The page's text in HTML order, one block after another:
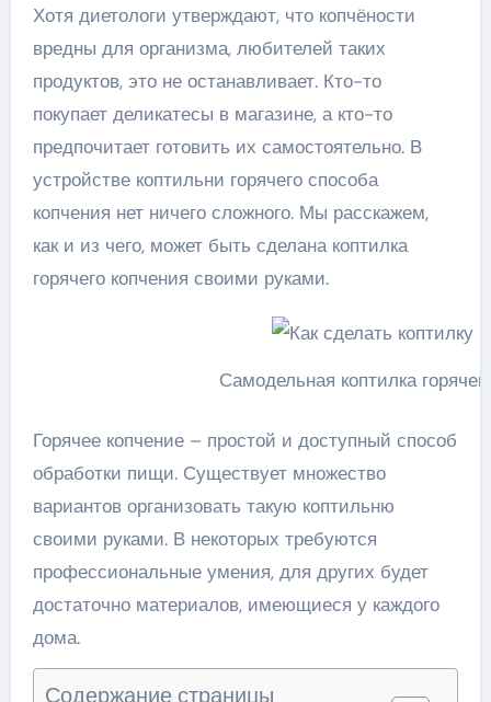
Хотя диетологи утверждают, что копчёности
вредны для организма, любителей таких
продуктов, это не останавливает. Кто-то
покупает деликатесы в магазине, а кто-то
предпочитает готовить их самостоятельно. В
устройстве коптильни горячего способа
копчения нет ничего сложного. Мы расскажем,
как и из чего, может быть сделана коптилка
горячего копчения своими руками.
Самодельная коптилка
Горячее копчение – простой и доступный способ
обработки пищи. Существует множество
вариантов организовать такую коптильню
своими руками. В некоторых требуются
профессиональные умения, для других будет
достаточно материалов, имеющиеся у каждого
дома.
Содержание страницы